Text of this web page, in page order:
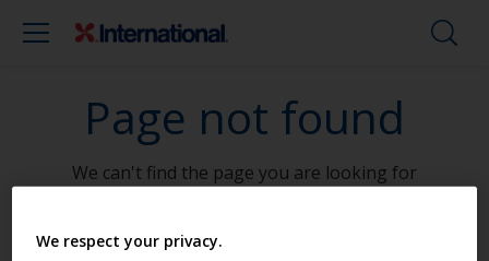
Page not found
We can't find the page you are looking for
Go To Home
We respect your privacy.